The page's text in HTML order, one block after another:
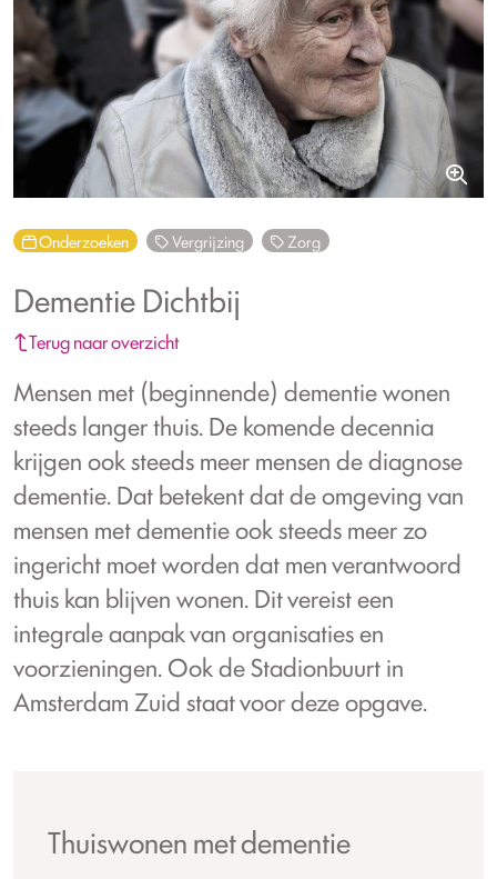
Onderzoeken Vergrijzing Zorg
Dementie Dichtbij
Terug naar overzicht
Mensen met (beginnende) dementie wonen
steeds langer thuis. De komende decennia
krijgen ook steeds meer mensen de diagnose
dementie. Dat betekent dat de omgeving van
mensen met dementie ook steeds meer zo
ingericht moet worden dat men verantwoord
thuis kan blijven wonen. Dit vereist een
integrale aanpak van organisaties en
voorzieningen. Ook de Stadionbuurt in
Amsterdam Zuid staat voor deze opgave.
Thuiswonen met dementie